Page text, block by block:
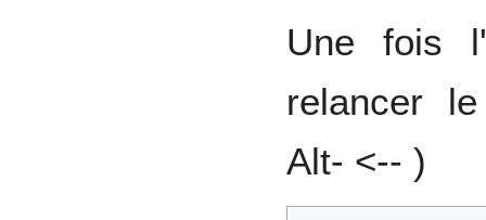
Une fois
relancer
Alt- <-- )